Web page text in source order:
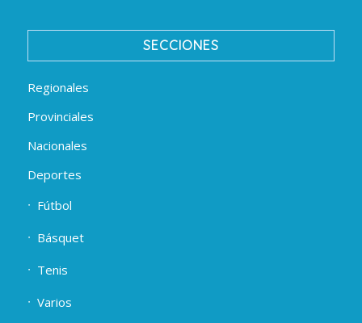
SECCIONES
Regionales
Provinciales
Nacionales
Deportes
Fútbol
Básquet
Tenis
Varios